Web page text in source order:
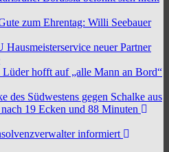
zum Ehrentag: Willi Seebauer
Hausmeisterservice neuer Partner
hofft auf „alle Mann an Bord“
des Südwestens gegen Schalke aus
19 Ecken und 88 Minuten
informiert